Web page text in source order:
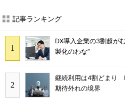
記事ランキング
DX導入企業の3割超が
製化のわな”
継続利用は4割どまり
期待外れの境界